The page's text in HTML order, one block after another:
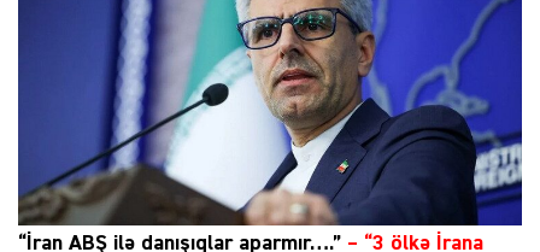
“İran ABŞ ilə danışıqlar aparmır….” – “3 ölkə İrana